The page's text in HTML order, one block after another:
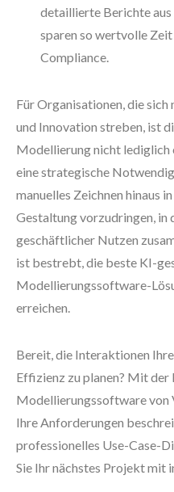
detaillierte Berichte aus
sparen so wertvolle
Compliance.
Für Organisationen, die
und Innovation streben, ist
Modellierung nicht lediglich
eine strategische
manuelles Zeichnen hinaus
Gestaltung vorzudringen, in
geschäftlicher Nutzen
ist bestrebt, die beste KI-
Modellierungssoftware-
erreichen.
Bereit, die Interaktionen
Effizienz zu planen? Mit
Modellierungssoftware von
Ihre Anforderungen
professionelles Use-Case-
Sie Ihr nächstes Projekt